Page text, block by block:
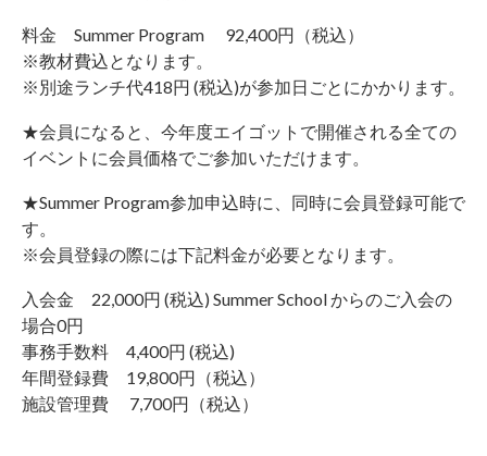
料金 Summer Program 92,400円（税込）
※教材費込となります。
※別途ランチ代418円 (税込)が参加日ごとにかかります。
★会員になると、今年度エイゴットで開催される全ての
イベントに会員価格でご参加いただけます。
★Summer Program参加申込時に、同時に会員登録可能で
す。
※会員登録の際には下記料金が必要となります。
入会金 22,000円 (税込) Summer School からのご入会の
場合0円
事務手数料 4,400円 (税込)
年間登録費 19,800円（税込）
施設管理費 7,700円（税込）